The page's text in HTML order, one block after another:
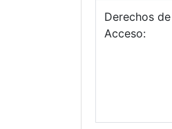
Derechos de
Acceso: